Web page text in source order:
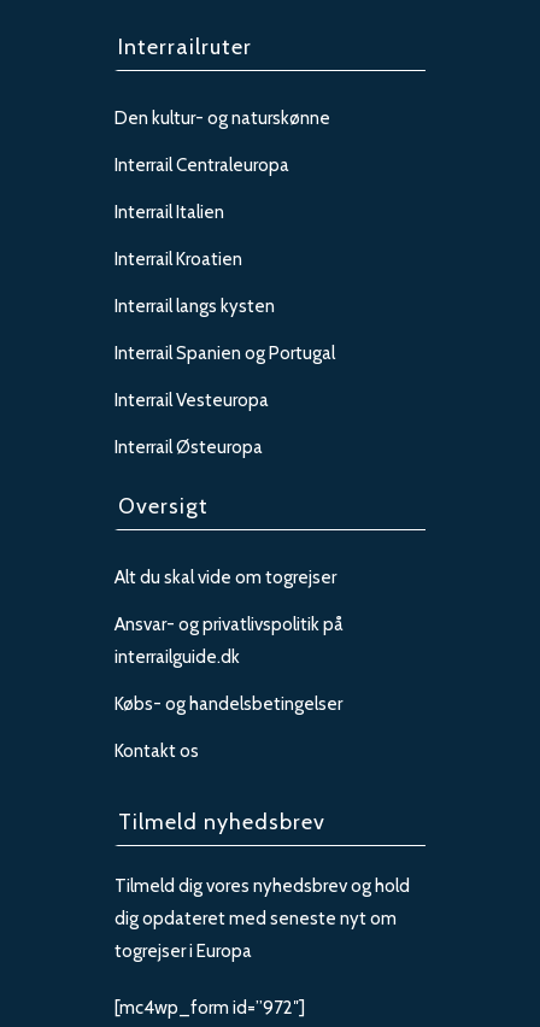
Interrailruter
Den kultur- og naturskønne
Interrail Centraleuropa
Interrail Italien
Interrail Kroatien
Interrail langs kysten
Interrail Spanien og Portugal
Interrail Vesteuropa
Interrail Østeuropa
Oversigt
Alt du skal vide om togrejser
Ansvar- og privatlivspolitik på
interrailguide.dk
Købs- og handelsbetingelser
Kontakt os
Tilmeld nyhedsbrev
Tilmeld dig vores nyhedsbrev og hold
dig opdateret med seneste nyt om
togrejser i Europa
[mc4wp_form id=”972″]